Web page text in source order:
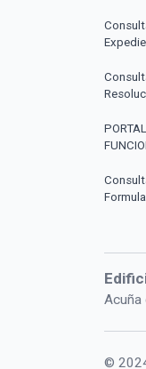
PORTAL
Acuña
©